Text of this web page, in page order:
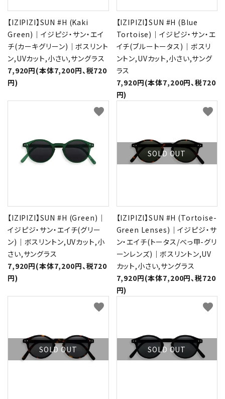
【IZIPIZI】SUN #H (Kaki
Green)｜イジピジ・サン・エイ
チ(カーキグリーン)｜ボスリント
ン,UVカット,小さい,サングラス
7,920円(本体7,200円、税720
円)
【IZIPIZI】SUN #H (Blue
Tortoise)｜イジピジ・サン・エ
イチ(ブルートータス)｜ボスリ
ントン,UVカット,小さい,サング
ラス
7,920円(本体7,200円、税720
円)
【IZIPIZI】SUN #H (Green)｜
イジピジ・サン・エイチ(グリー
ン)｜ボスリントン,UVカット,小
さい,サングラス
7,920円(本体7,200円、税720
円)
favorite
SOLD OUT
【IZIPIZI】SUN #H (Tortoise-
Green Lenses)｜イジピジ・サ
ン・エイチ(トータス/べっ甲-グリ
ーンレンズ)｜ボスリントン,UV
カット,小さい,サングラス
7,920円(本体7,200円、税720
円)
favorite
SOLD OUT
favorite
SOLD OUT
favorite